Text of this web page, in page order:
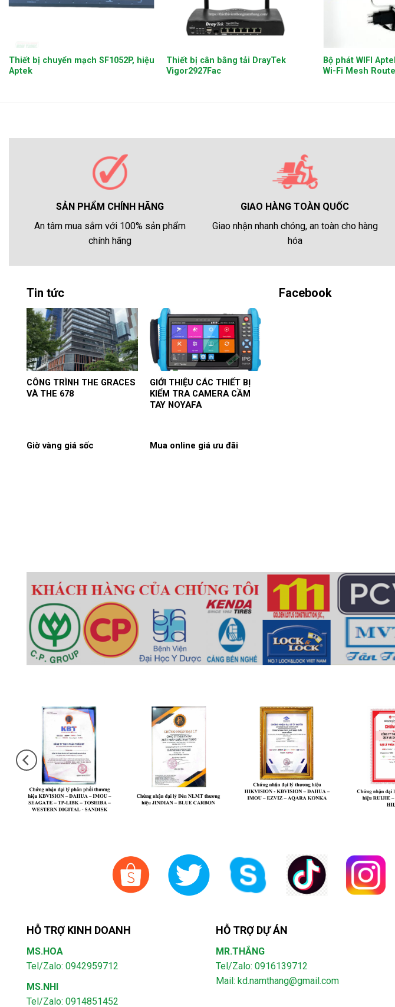
Thiết bị chuyển mạch SF1052P, hiệu
Aptek
Thiết bị cân bằng tải DrayTek
Vigor2927Fac
Bộ phát WIFI
Wi-Fi Mesh
SẢN PHẨM CHÍNH HÃNG
An tâm mua sắm với 100% sản phẩm
chính hãng
GIAO HÀNG TOÀN QUỐC
Giao nhận nhanh chóng, an toàn cho hàng
hóa
Tin tức
CÔNG TRÌNH THE GRACES
VÀ THE 678
GIỚI THIỆU CÁC THIẾT BỊ
KIỂM TRA CAMERA CẦM
TAY NOYAFA
Giờ vàng giá sốc Mua online giá ưu đãi
Facebook
HỖ TRỢ KINH DOANH
MS.HOA
Tel/Zalo: 0942959712
MS.NHI
Tel/Zalo: 0914851452
HỖ TRỢ DỰ ÁN
MR.THẮNG
Tel/Zalo: 0916139712
Mail: kd.namthang@gmail.com